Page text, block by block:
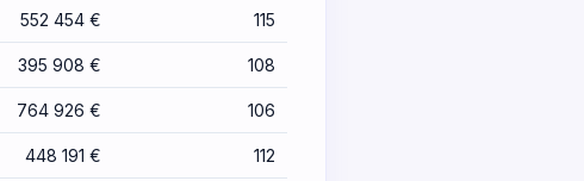
552 454 € 115
395 908 € 108
764 926 € 106
448 191 € 112